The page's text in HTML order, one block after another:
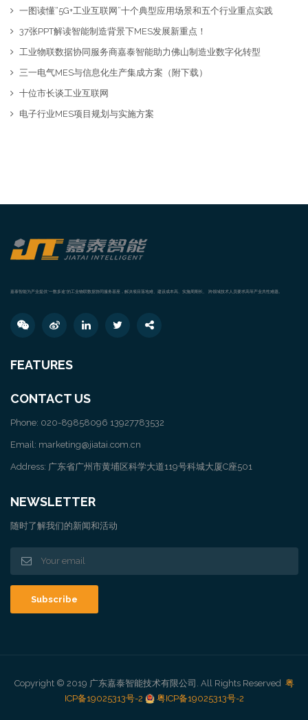
一图读懂“5G+工业互联网”十个典型应用场景和五个行业重点实践
37张PPT解读智能制造背景下MES发展新重点！
工业物联数据协同服务商嘉泰智能助力佛山制造业数字化转型
三一电气MES与信息化生产集成方案（附下载）
十位市长谈工业互联网
电子行业MES项目规划与实施方案
嘉泰智能为产业提供“一数多途”的工业物联数据协同服务基座，解决项目落地难、建设成本高、实施周期长、 跨领域技术人员要求高等产业共性难题。
FEATURES
CONTACT US
Phone: 020-89858096 13927783532
Email: marketing@jiatai.com.cn
Address: 广东省广州市黄埔区科学大道119号科城大厦C座501
NEWSLETTER
随时了解我们的新闻和活动
Copyright © 2019 广东嘉泰智能技术有限公司. All Rights Reserved 粤
ICP备19025313号-2
粤ICP备19025313号-2